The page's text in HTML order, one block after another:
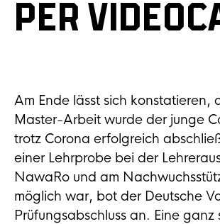
PER
Am Ende lässt sich konstatieren,
Master-Arbeit wurde der junge
trotz Corona erfolgreich
einer Lehrprobe bei der
NawaRo und am
möglich war, bot der Deutsche
Prüfungsabschluss an. Eine